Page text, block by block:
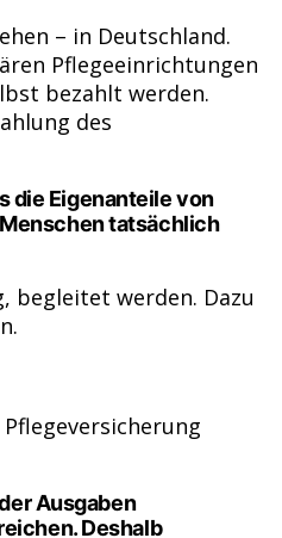
– in Deutschland.
Pflegeeinrichtungen
bezahlt werden.
des
die Eigenanteile von
tatsächlich
begleitet werden. Dazu
Ausgaben
Deshalb